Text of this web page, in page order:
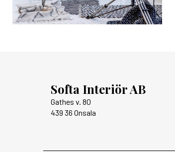
Softa Interiör AB
Gathes v. 80
439 36 Onsala